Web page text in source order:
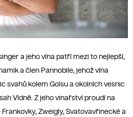
a jeho vína patří mezi to nejlepší,
a člen Pannobile, jehož vína
svahů kolem Golsu a okolních vesnic
Vídně. Z jeho vinařství proudí na
Zweigly, Svatovavřinecké a